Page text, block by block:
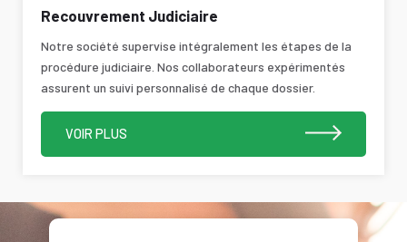
Recouvrement Judiciaire
Notre société supervise intégralement les étapes de la
procédure judiciaire. Nos collaborateurs expérimentés
assurent un suivi personnalisé de chaque dossier.
VOIR PLUS